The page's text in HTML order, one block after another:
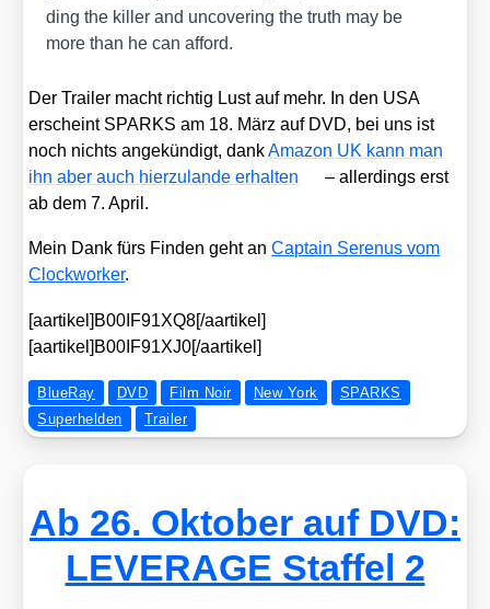
ding the kil­ler and unco­ve­ring the truth may be
more than he can afford.
Der Trai­ler macht rich­tig Lust auf mehr. In den USA
erscheint SPARKS am 18. März auf DVD, bei uns ist
noch nichts ange­kün­digt, dankAma­zon UK kann man
ihn aber auch hier­zu­lan­de erhal­ten
– aller­dings erst
ab dem 7. April.
Mein Dank fürs Fin­den geht anCap­tain Sere­nus vom
Clock­wor­ker.
[aartikel]B00IF91XQ8[/aartikel]
[aartikel]B00IF91XJ0[/aartikel]
BlueRay DVD Film Noir New York
SPARKS
Superhelden
Trailer
Ab 26. Oktober auf DVD:
LEVERAGE Staffel 2